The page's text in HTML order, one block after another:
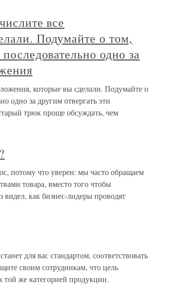
все
Подумайте о том,
одно за
которые вы сделали. Подумайте о
одно за другим отвергать эти
трюк проще обсуждать, чем
потому что уверен: мы часто обращаем
товара, вместо того чтобы
видел, как бизнес-лидеры проводят
для вас стандартом, соответствовать
своим сотрудникам, что цель
же категорией продукции.